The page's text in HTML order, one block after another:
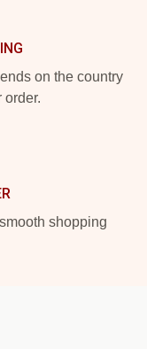
on the country
order.
shopping